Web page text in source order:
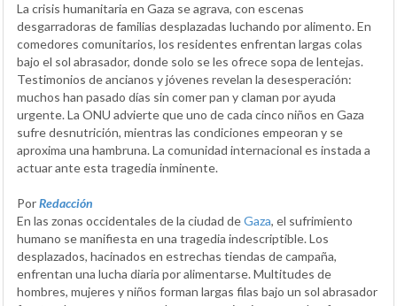
La crisis humanitaria en Gaza se agrava, con escenas
desgarradoras de familias desplazadas luchando por alimento. En
comedores comunitarios, los residentes enfrentan largas colas
bajo el sol abrasador, donde solo se les ofrece sopa de lentejas.
Testimonios de ancianos y jóvenes revelan la desesperación:
muchos han pasado días sin comer pan y claman por ayuda
urgente. La ONU advierte que uno de cada cinco niños en Gaza
sufre desnutrición, mientras las condiciones empeoran y se
aproxima una hambruna. La comunidad internacional es instada a
actuar ante esta tragedia inminente.
PorRedacción
En las zonas occidentales de la ciudad deGaza, el sufrimiento
humano se manifiesta en una tragedia indescriptible. Los
desplazados, hacinados en estrechas tiendas de campaña,
enfrentan una lucha diaria por alimentarse. Multitudes de
hombres, mujeres y niños forman largas filas bajo un sol abrasador